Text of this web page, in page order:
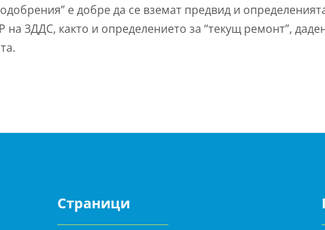
е добре да се вземат предвид и
на ЗДДС, както и определението за “текущ ремонт”,
Страници